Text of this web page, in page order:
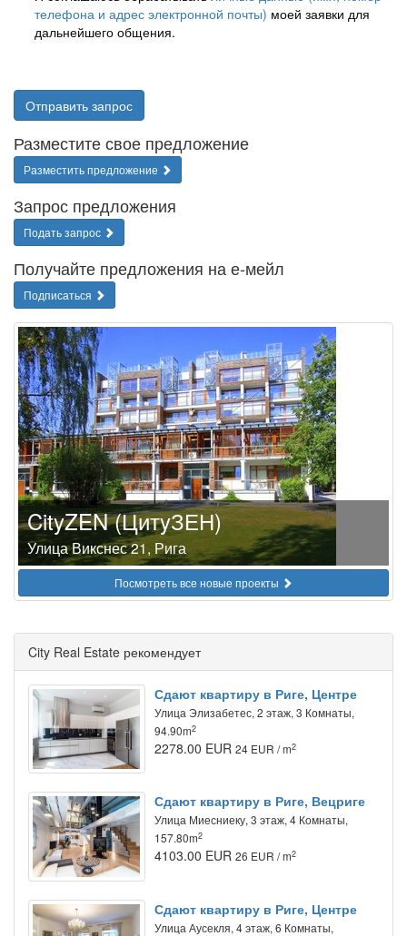
телефона и адрес электронной почты) моей заявки для
дальнейшего общения.
Отправить запрос
Разместите свое предложение
Разместить предложение
Запрос предложения
Подать запрос
Получайте предложения на е-мейл
Подписаться
CityZEN (ЦитyЗЕН)
Улица Викснес 21, Рига
Посмотреть все новые проекты
City Real Estate рекомендует
Сдают квартиру в Риге, Центре
Улица Элизабетес, 2 этаж, 3 Комнаты,
94.90m2
2278.00 EUR 24 EUR / m2
Сдают квартиру в Риге, Вецриге
Улица Миесниеку, 3 этаж, 4 Комнаты,
157.80m2
4103.00 EUR 26 EUR / m2
Сдают квартиру в Риге, Центре
Улица Аусекля, 4 этаж, 6 Комнаты,